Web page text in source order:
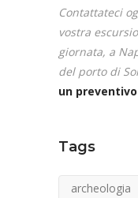
Contattateci
vostra
giornata, a
del porto di
un
Tags
archeologia